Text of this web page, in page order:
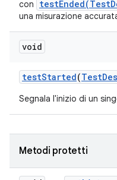
con
una misurazione
void
testStarted(Test
Segnala l'inizio di un
Metodi protetti